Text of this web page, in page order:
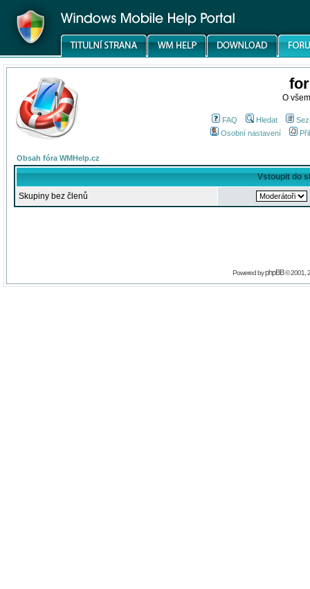
O
FAQ Hledat
Osobní nastavení
Obsah fóra WMHelp.cz
Vstoupit do
Skupiny bez členů
Powered byphpBB© 2001,